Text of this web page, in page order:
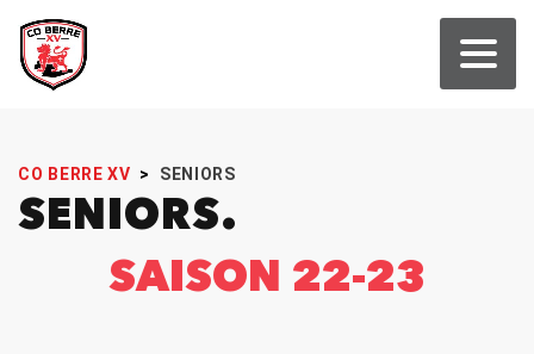
CO BERRE XV > SENIORS
SENIORS
SAISON 22-23